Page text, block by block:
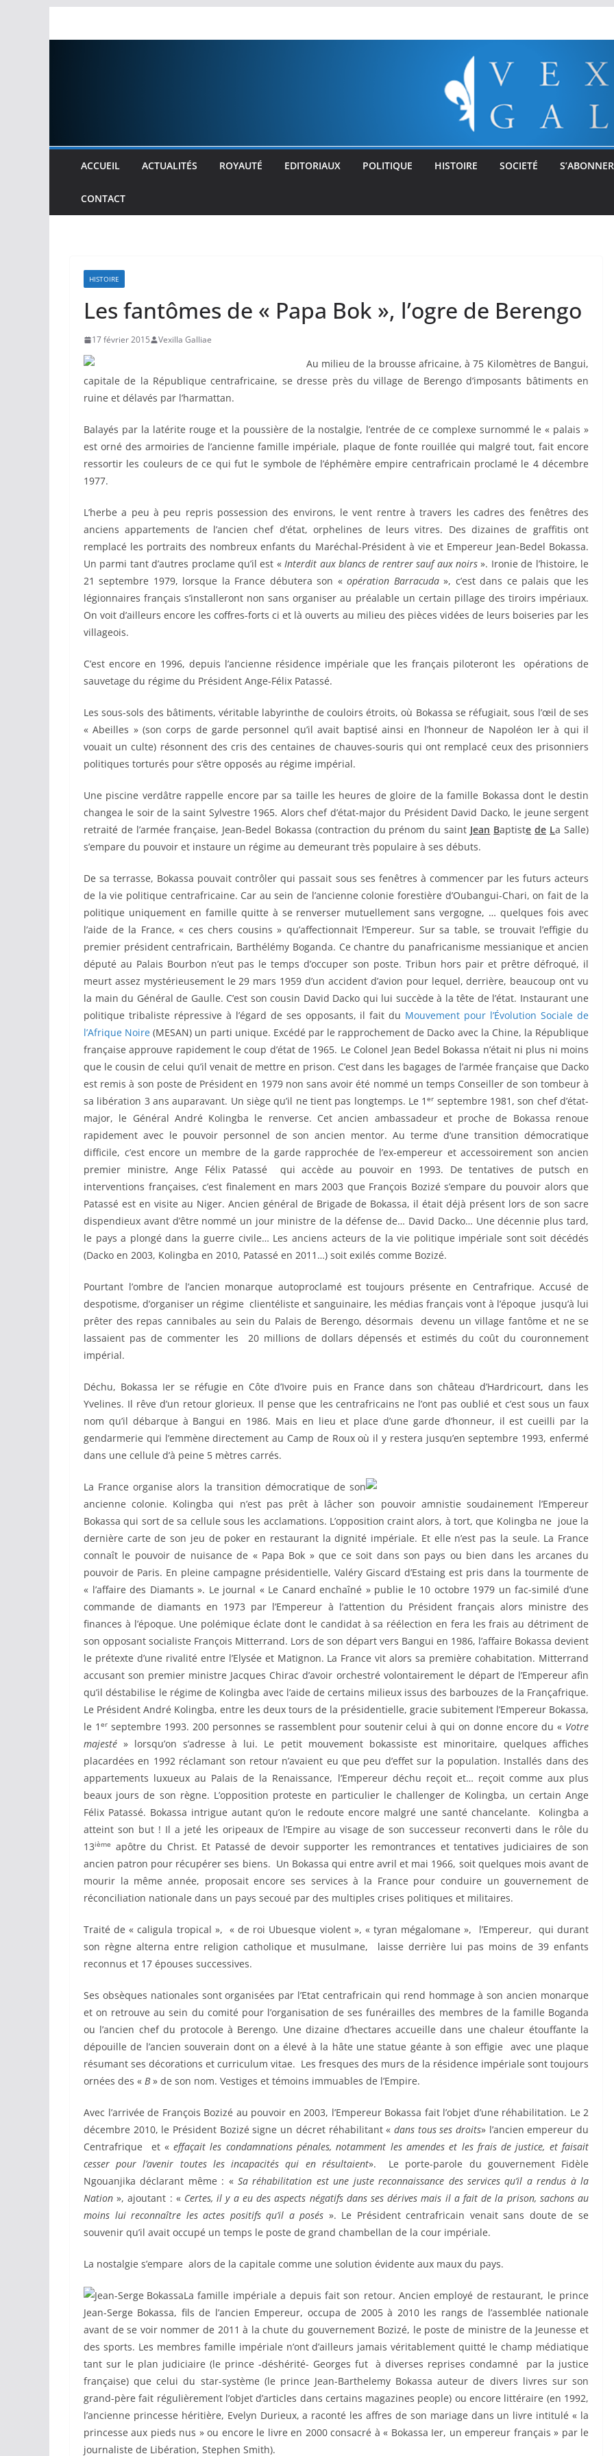
ACCUEIL ACTUALITÉS ROYAUTÉ EDITORIAUX POLITIQUE HISTOIRE SOCIETÉ
CONTACT
HISTOIRE
Les fantômes de « Papa Bok », l’ogre de Berengo
17 février 2015 Vexilla Galliae
Au milieu de la brousse africaine, à 75 Kilomètres de Bangui,
capitale de la République centrafricaine, se dresse près du village de Berengo d’imposants bâtiments en
ruine et délavés par l’harmattan.
Balayés par la latérite rouge et la poussière de la nostalgie, l’entrée de ce complexe surnommé le « palais »
est orné des armoiries de l’ancienne famille impériale, plaque de fonte rouillée qui malgré tout, fait encore
ressortir les couleurs de ce qui fut le symbole de l’éphémère empire centrafricain proclamé le 4 décembre
1977.
L’herbe a peu à peu repris possession des environs, le vent rentre à travers les cadres des fenêtres des
anciens appartements de l’ancien chef d’état, orphelines de leurs vitres. Des dizaines de graffitis ont
remplacé les portraits des nombreux enfants du Maréchal-Président à vie et Empereur Jean-Bedel Bokassa.
Un parmi tant d’autres proclame qu’il est «Interdit aux blancs de rentrer sauf aux noirs». Ironie de l’histoire, le
21 septembre 1979, lorsque la France débutera son «opération Barracuda», c’est dans ce palais que les
légionnaires français s’installeront non sans organiser au préalable un certain pillage des tiroirs impériaux.
On voit d’ailleurs encore les coffres-forts ci et là ouverts au milieu des pièces vidées de leurs boiseries par les
villageois.
C’est encore en 1996, depuis l’ancienne résidence impériale que les français piloteront les opérations de
sauvetage du régime du Président Ange-Félix Patassé.
Les sous-sols des bâtiments, véritable labyrinthe de couloirs étroits, où Bokassa se réfugiait, sous l’œil de ses
« Abeilles » (son corps de garde personnel qu’il avait baptisé ainsi en l’honneur de Napoléon Ier à qui il
vouait un culte) résonnent des cris des centaines de chauves-souris qui ont remplacé ceux des prisonniers
politiques torturés pour s’être opposés au régime impérial.
Une piscine verdâtre rappelle encore par sa taille les heures de gloire de la famille Bokassa dont le destin
changea le soir de la saint Sylvestre 1965. Alors chef d’état-major du Président David Dacko, le jeune sergent
retraité de l’armée française, Jean-Bedel Bokassa (contraction du prénom du saint Jean Baptiste de La Salle)
s’empare du pouvoir et instaure un régime au demeurant très populaire à ses débuts.
De sa terrasse, Bokassa pouvait contrôler qui passait sous ses fenêtres à commencer par les futurs acteurs
de la vie politique centrafricaine. Car au sein de l’ancienne colonie forestière d’Oubangui-Chari, on fait de la
politique uniquement en famille quitte à se renverser mutuellement sans vergogne, … quelques fois avec
l’aide de la France, « ces chers cousins » qu’affectionnait l’Empereur. Sur sa table, se trouvait l’effigie du
premier président centrafricain, Barthélémy Boganda. Ce chantre du panafricanisme messianique et ancien
député au Palais Bourbon n’eut pas le temps d’occuper son poste. Tribun hors pair et prêtre défroqué, il
meurt assez mystérieusement le 29 mars 1959 d’un accident d’avion pour lequel, derrière, beaucoup ont vu
la main du Général de Gaulle. C’est son cousin David Dacko qui lui succède à la tête de l’état. Instaurant une
politique tribaliste répressive à l’égard de ses opposants, il fait du Mouvement pour l’Évolution Sociale de
l’Afrique Noire (MESAN) un parti unique. Excédé par le rapprochement de Dacko avec la Chine, la République
française approuve rapidement le coup d’état de 1965. Le Colonel Jean Bedel Bokassa n’était ni plus ni moins
que le cousin de celui qu’il venait de mettre en prison. C’est dans les bagages de l’armée française que Dacko
est remis à son poste de Président en 1979 non sans avoir été nommé un temps Conseiller de son tombeur à
sa libération 3 ans auparavant. Un siège qu’il ne tient pas longtemps. Le 1er septembre 1981, son chef d’état-
major, le Général André Kolingba le renverse. Cet ancien ambassadeur et proche de Bokassa renoue
rapidement avec le pouvoir personnel de son ancien mentor. Au terme d’une transition démocratique
difficile, c’est encore un membre de la garde rapprochée de l’ex-empereur et accessoirement son ancien
premier ministre, Ange Félix Patassé qui accède au pouvoir en 1993. De tentatives de putsch en
interventions françaises, c’est finalement en mars 2003 que François Bozizé s’empare du pouvoir alors que
Patassé est en visite au Niger. Ancien général de Brigade de Bokassa, il était déjà présent lors de son sacre
dispendieux avant d’être nommé un jour ministre de la défense de… David Dacko… Une décennie plus tard,
le pays a plongé dans la guerre civile… Les anciens acteurs de la vie politique impériale sont soit décédés
(Dacko en 2003, Kolingba en 2010, Patassé en 2011…) soit exilés comme Bozizé.
Pourtant l’ombre de l’ancien monarque autoproclamé est toujours présente en Centrafrique. Accusé de
despotisme, d’organiser un régime clientéliste et sanguinaire, les médias français vont à l’époque jusqu’à lui
prêter des repas cannibales au sein du Palais de Berengo, désormais devenu un village fantôme et ne se
lassaient pas de commenter les 20 millions de dollars dépensés et estimés du coût du couronnement
impérial.
Déchu, Bokassa Ier se réfugie en Côte d’Ivoire puis en France dans son château d’Hardricourt, dans les
Yvelines. Il rêve d’un retour glorieux. Il pense que les centrafricains ne l’ont pas oublié et c’est sous un faux
nom qu’il débarque à Bangui en 1986. Mais en lieu et place d’une garde d’honneur, il est cueilli par la
gendarmerie qui l’emmène directement au Camp de Roux où il y restera jusqu’en septembre 1993, enfermé
dans une cellule d’à peine 5 mètres carrés.
La France organise alors la transition démocratique de son
ancienne colonie. Kolingba qui n’est pas prêt à lâcher son pouvoir amnistie soudainement l’Empereur
Bokassa qui sort de sa cellule sous les acclamations. L’opposition craint alors, à tort, que Kolingba ne joue la
dernière carte de son jeu de poker en restaurant la dignité impériale. Et elle n’est pas la seule. La France
connaît le pouvoir de nuisance de « Papa Bok » que ce soit dans son pays ou bien dans les arcanes du
pouvoir de Paris. En pleine campagne présidentielle, Valéry Giscard d’Estaing est pris dans la tourmente de
« l’affaire des Diamants ». Le journal « Le Canard enchaîné » publie le 10 octobre 1979 un fac-similé d’une
commande de diamants en 1973 par l’Empereur à l’attention du Président français alors ministre des
finances à l’époque. Une polémique éclate dont le candidat à sa réélection en fera les frais au détriment de
son opposant socialiste François Mitterrand. Lors de son départ vers Bangui en 1986, l’affaire Bokassa devient
le prétexte d’une rivalité entre l’Elysée et Matignon. La France vit alors sa première cohabitation. Mitterrand
accusant son premier ministre Jacques Chirac d’avoir orchestré volontairement le départ de l’Empereur afin
qu’il déstabilise le régime de Kolingba avec l’aide de certains milieux issus des barbouzes de la Françafrique.
Le Président André Kolingba, entre les deux tours de la présidentielle, gracie subitement l’Empereur Bokassa,
le 1 erseptembre 1993. 200 personnes se rassemblent pour soutenir celui à qui on donne encore du « Votre
majesté » lorsqu’on s’adresse à lui. Le petit mouvement bokassiste est minoritaire, quelques affiches
placardées en 1992 réclamant son retour n’avaient eu que peu d’effet sur la population. Installés dans des
appartements luxueux au Palais de la Renaissance, l’Empereur déchu reçoit et… reçoit comme aux plus
beaux jours de son règne. L’opposition proteste en particulier le challenger de Kolingba, un certain Ange
Félix Patassé. Bokassa intrigue autant qu’on le redoute encore malgré une santé chancelante. Kolingba a
atteint son but ! Il a jeté les oripeaux de l’Empire au visage de son successeur reconverti dans le rôle du
13ième apôtre du Christ. Et Patassé de devoir supporter les remontrances et tentatives judiciaires de son
ancien patron pour récupérer ses biens. Un Bokassa qui entre avril et mai 1966, soit quelques mois avant de
mourir la même année, proposait encore ses services à la France pour conduire un gouvernement de
réconciliation nationale dans un pays secoué par des multiples crises politiques et militaires.
Traité de « caligula tropical », « de roi Ubuesque violent », « tyran mégalomane », l’Empereur, qui durant
son règne alterna entre religion catholique et musulmane, laisse derrière lui pas moins de 39 enfants
reconnus et 17 épouses successives.
Ses obsèques nationales sont organisées par l’Etat centrafricain qui rend hommage à son ancien monarque
et on retrouve au sein du comité pour l’organisation de ses funérailles des membres de la famille Boganda
ou l’ancien chef du protocole à Berengo. Une dizaine d’hectares accueille dans une chaleur étouffante la
dépouille de l’ancien souverain dont on a élevé à la hâte une statue géante à son effigie avec une plaque
résumant ses décorations et curriculum vitae. Les fresques des murs de la résidence impériale sont toujours
ornées des « B» de son nom. Vestiges et témoins immuables de l’Empire.
Avec l’arrivée de François Bozizé au pouvoir en 2003, l’Empereur Bokassa fait l’objet d’une réhabilitation. Le 2
décembre 2010, le Président Bozizé signe un décret réhabilitant « dans tous ses droits» l’ancien empereur du
Centrafrique et «effaçait les condamnations pénales, notamment les amendes et les frais de justice, et faisait
cesser pour l’avenir toutes les incapacités qui en résultaient». Le porte-parole du gouvernement Fidèle
Ngouanjika déclarant même : «Sa réhabilitation est une juste reconnaissance des services qu’il a rendus à la
Nation », ajoutant : « Certes, il y a eu des aspects négatifs dans ses dérives mais il a fait de la prison, sachons au
moins lui reconnaître les actes positifs qu’il a posés ». Le Président centrafricain venait sans doute de se
souvenir qu’il avait occupé un temps le poste de grand chambellan de la cour impériale.
La nostalgie s’empare alors de la capitale comme une solution évidente aux maux du pays.
La famille impériale a depuis fait son retour. Ancien employé de restaurant, le prince
Jean-Serge Bokassa, fils de l’ancien Empereur, occupa de 2005 à 2010 les rangs de l’assemblée nationale
avant de se voir nommer de 2011 à la chute du gouvernement Bozizé, le poste de ministre de la Jeunesse et
des sports. Les membres famille impériale n’ont d’ailleurs jamais véritablement quitté le champ médiatique
tant sur le plan judiciaire (le prince -déshérité- Georges fut à diverses reprises condamné par la justice
française) que celui du star-système (le prince Jean-Barthelemy Bokassa auteur de divers livres sur son
grand-père fait régulièrement l’objet d’articles dans certains magazines people) ou encore littéraire (en 1992,
l’ancienne princesse héritière, Evelyn Durieux, a raconté les affres de son mariage dans un livre intitulé « la
princesse aux pieds nus » ou encore le livre en 2000 consacré à « Bokassa Ier, un empereur français » par le
journaliste de Libération, Stephen Smith).